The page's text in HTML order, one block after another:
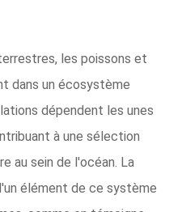
les poissons et
dans un écosystème
dépendent les unes
à une sélection
au sein de l'océan. La
élément de ce système